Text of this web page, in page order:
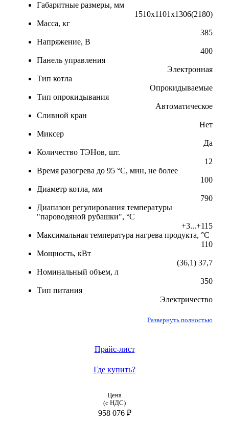
Габаритные размеры, мм
1510х1101х1306(2180)
Масса, кг
385
Напряжение, В
400
Панель управления
Электронная
Тип котла
Опрокидываемые
Тип опрокидывания
Автоматическое
Сливной кран
Нет
Миксер
Да
Количество ТЭНов, шт.
12
Время разогрева до 95 °C, мин, не более
100
Диаметр котла, мм
790
Диапазон регулирования температуры
"пароводяной рубашки", °C
+3...+115
Максимальная температура нагрева продукта, °C
110
Мощность, кВт
(36,1) 37,7
Номинальный объем, л
350
Тип питания
Электричество
Развернуть полностью
Прайс-лист
Где купить?
Цена
(с НДС)
958 076 ₽